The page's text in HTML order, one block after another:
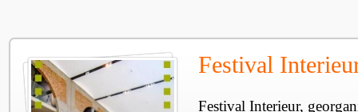
Festival
Festival Interieur,